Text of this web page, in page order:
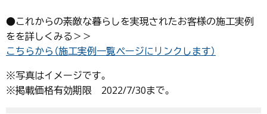
●これからの素敵な暮らしを実現されたお客様の施工実例
をを詳しくみる＞＞
こちらから（施工実例一覧ページにリンクします）
※写真はイメージです。
※掲載価格有効期限 2022/7/30まで。